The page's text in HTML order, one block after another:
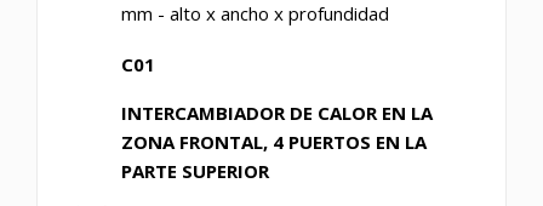
mm - alto x ancho x profundidad
C01
INTERCAMBIADOR DE CALOR EN LA
ZONA FRONTAL, 4 PUERTOS EN LA
PARTE SUPERIOR